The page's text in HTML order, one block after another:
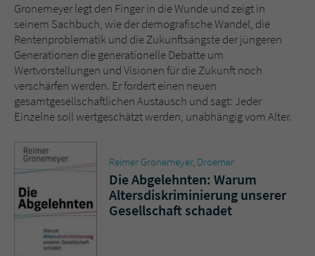
Gronemeyer legt den Finger in die Wunde und zeigt in
seinem Sachbuch, wie der demografische Wandel, die
Rentenproblematik und die Zukunftsängste der jüngeren
Generationen die generationelle Debatte um
Wertvorstellungen und Visionen für die Zukunft noch
verschärfen werden. Er fordert einen neuen
gesamtgesellschaftlichen Austausch und sagt: Jeder
Einzelne soll wertgeschätzt werden, unabhängig vom Alter.
Reimer Gronemeyer, Droemer
Die Abgelehnten: Warum
Altersdiskriminierung unserer
Gesellschaft schadet